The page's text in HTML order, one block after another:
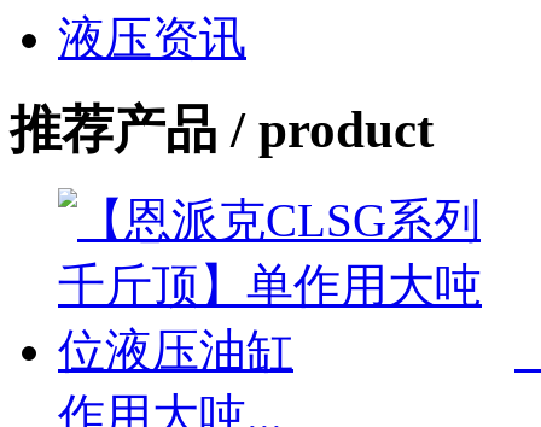
液压资讯
推荐产品 / product
作用大吨...